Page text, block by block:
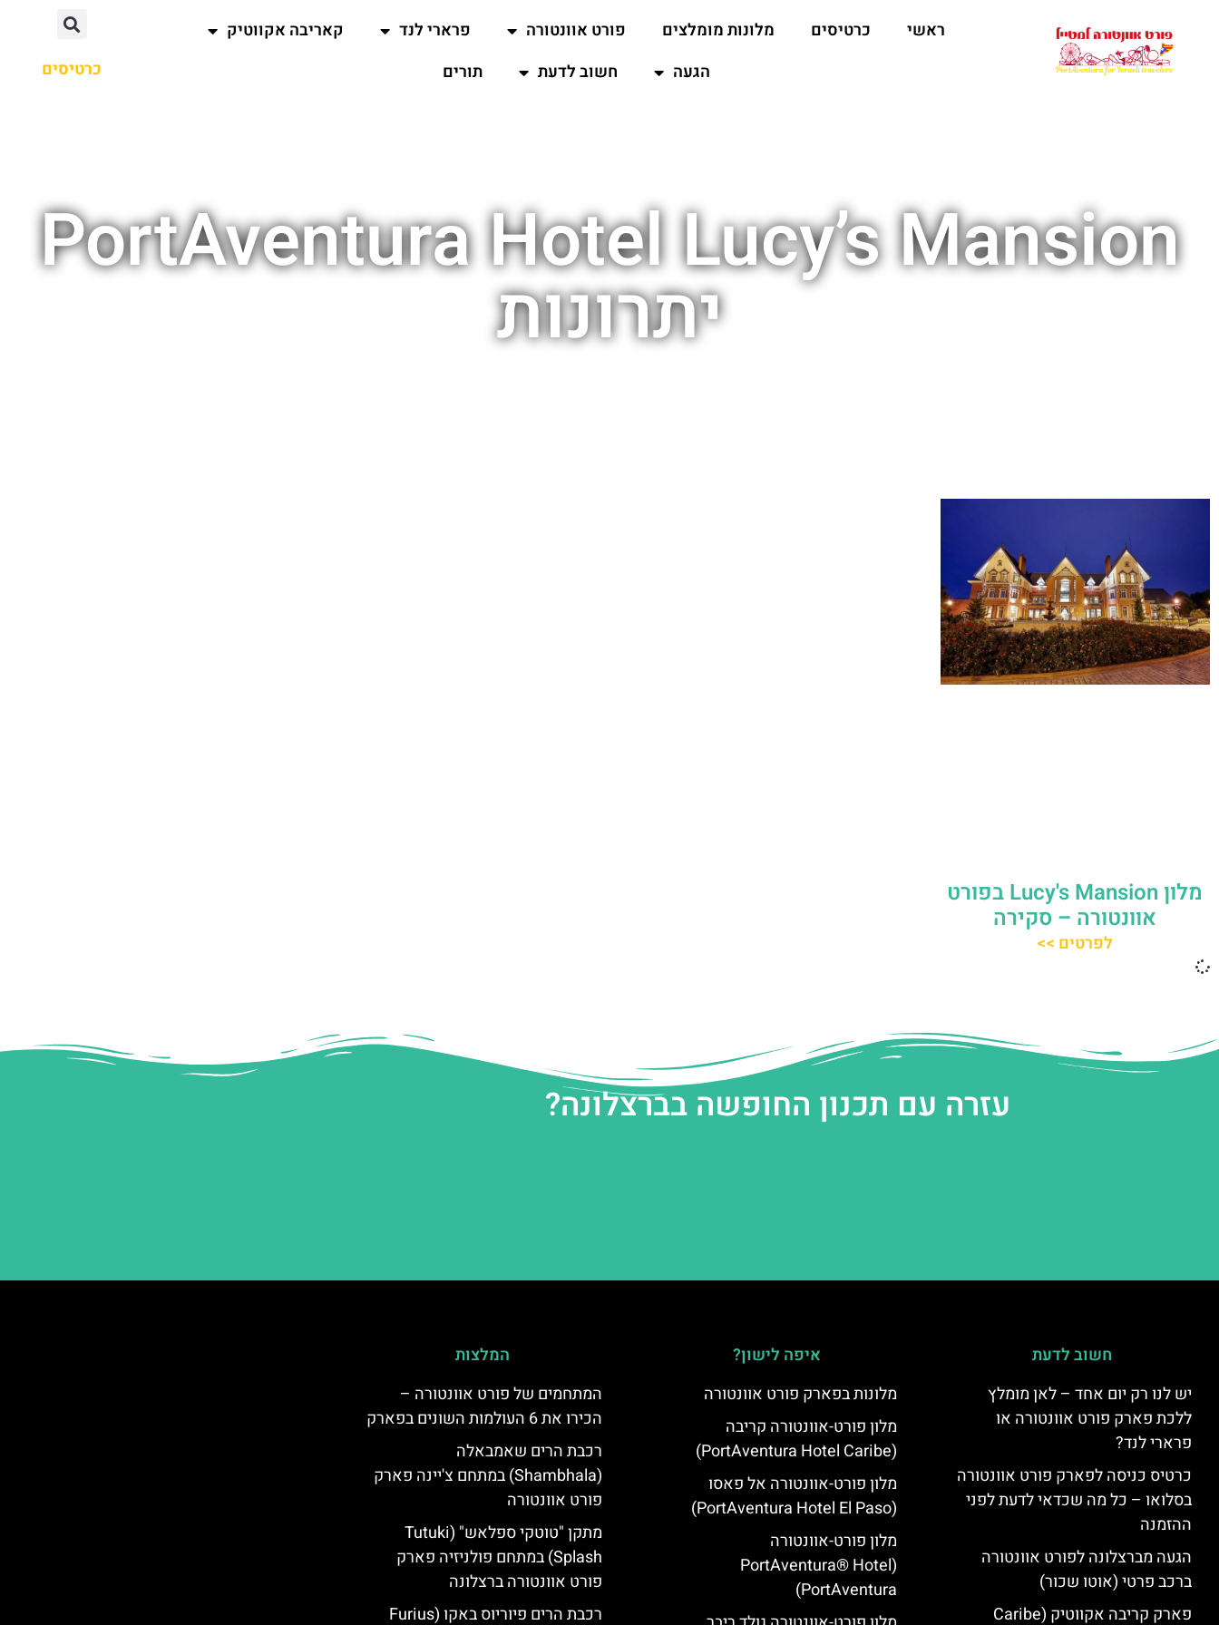
ראשי כרטיסים מלונות מומלצים פורט אוונטורה פרארי לנד
קאריבה אקווטיק
הגעה
חשוב לדעת תורים כרטיסים
PortAventura Hotel Lucy’s Mansion
יתרונות
מלון Lucy's Mansion בפורט
אוונטורה – סקירה
לפרטים >>
עזרה עם תכנון החופשה בברצלונה?
חשוב לדעת
יש לנו רק יום אחד – לאן מומלץ
ללכת פארק פורט אוונטורה או
פרארי לנד?
כרטיס כניסה לפארק פורט אוונטורה
בסלואו – כל מה שכדאי לדעת לפני
ההזמנה
הגעה מברצלונה לפורט אוונטורה
ברכב פרטי (אוטו שכור)
פארק קריבה אקווטיק (Caribe
איפה לישון?
מלונות בפארק פורט אוונטורה
מלון פורט-אוונטורה קריבה
(PortAventura Hotel Caribe)
מלון פורט-אוונטורה אל פאסו
(PortAventura Hotel El Paso)
מלון פורט-אוונטורה
(PortAventura® Hotel
PortAventura)
המלצות
המתחמים של פורט אוונטורה –
הכירו את 6 העולמות השונים בפארק
רכבת הרים שאמבאלה
(Shambhala) במתחם צ'יינה פארק
פורט אוונטורה
מתקן "טוטקי ספלאש" (Tutuki
Splash) במתחם פולניזיה פארק
פורט אוונטורה ברצלונה
רכבת הרים פיוריוס באקו (Furius